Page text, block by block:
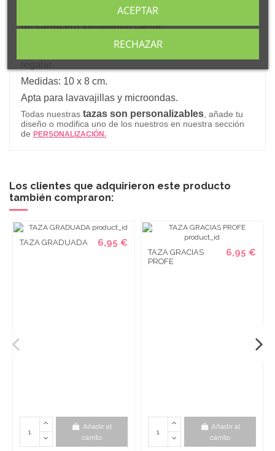
" Para el mejor carnicero" y el dibujo de
uncarnicerovendiendo carne.
Cada taza está fabricada en porcelana blanca con un
Medidas: 10 x 8 cm.
Apta para lavavajillas y microondas.
Todas nuestras tazas son personalizables , añade tu
diseño o modifica uno de los nuestros en nuestra sección
de PERSONALIZACIÓN.
Los clientes que adquirieron este producto
también compraron:
TAZA GRADUADA 6,95 €
Añadir al
carrito
TAZA GRACIAS
PROFE
6,95 €
Añadir al
carrito
RECHAZAR
ACEPTAR